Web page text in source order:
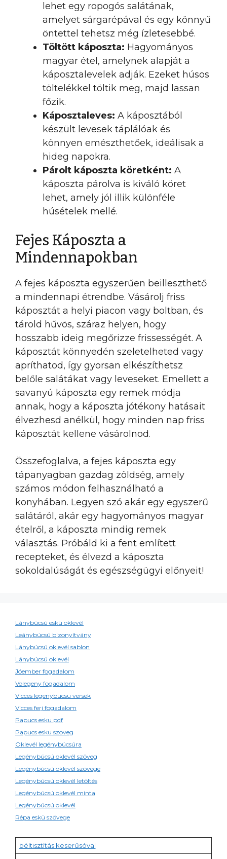
lehet egy ropogós salátának,
amelyet sárgarépával és egy könnyű
öntettel tehetsz még ízletesebbé.
Töltött káposzta: Hagyományos
magyar étel, amelynek alapját a
káposztalevelek adják. Ezeket húsos
töltelékkel töltik meg, majd lassan
főzik.
Káposztaleves: A káposztából
készült levesek táplálóak és
könnyen emészthetőek, ideálisak a
hideg napokra.
Párolt káposzta köretként: A
káposzta párolva is kiváló köret
lehet, amely jól illik különféle
húsételek mellé.
Fejes Káposzta a
Mindennapokban
A fejes káposzta egyszerűen beilleszthető
a mindennapi étrendbe. Vásárolj friss
káposztát a helyi piacon vagy boltban, és
tárold hűvös, száraz helyen, hogy
hosszabb ideig megőrizze frissességét. A
káposztát könnyedén szeletelheted vagy
apríthatod, így gyorsan elkészíthetsz
belőle salátákat vagy leveseket. Emellett a
savanyú káposzta egy remek módja
annak, hogy a káposzta jótékony hatásait
élvezhesd anélkül, hogy minden nap friss
káposztát kellene vásárolnod.
Összefoglalva, a fejes káposzta egy
tápanyagban gazdag zöldség, amely
számos módon felhasználható a
konyhában. Legyen szó akár egy egyszerű
salátáról, akár egy hagyományos magyar
ételről, a káposzta mindig remek
választás. Próbáld ki a fent említett
recepteket, és élvezd a káposzta
sokoldalúságát és egészségügyi előnyeit!
Lánybúcsú eskü oklevél
Leánybúcsú bizonyítvány
Lánybúcsú oklevél sablon
Lánybúcsú oklevél
Jóember fogadalom
Volegeny fogadalom
Vicces legenybucsu versek
Vicces ferj fogadalom
Papucs esku pdf
Papucs esku szoveg
Oklevél legénybúcsúra
Legénybúcsú oklevél szöveg
Legénybúcsú oklevél szövege
Legénybúcsú oklevél letöltés
Legénybúcsú oklevél minta
Legénybúcsú oklevél
Répa eskü szövege
béltisztítás keserűsóval